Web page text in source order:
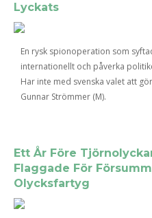
Lyckats
En rysk spionoperation som
internationellt och påverka
Har inte med svenska valet att
Gunnar Strömmer (M).
Ett År Före
Flaggade För
Olycksfartyg